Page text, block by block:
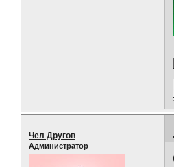
Чел Другов
Администратор